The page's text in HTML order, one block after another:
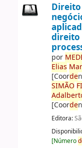
direito
por ME
Elias
[Coorde
SIMÃO
[Coorde
Editora:
[Número